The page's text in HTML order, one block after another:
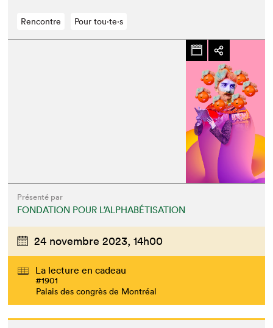
Que cherchez-vous?
Fermer
Rencontre Pour tou⋅te⋅s
Présenté par
FONDATION POUR L’ALPHABÉTISATION
24 novembre 2023, 14h00
La lecture en cadeau
#1901
Palais des congrès de Montréal